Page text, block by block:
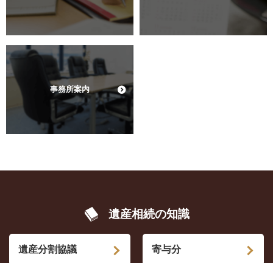
事務所案内
遺産相続の知識
遺産分割協議 寄与分